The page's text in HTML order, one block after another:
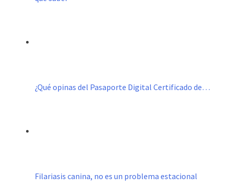
¿Qué opinas del Pasaporte Digital Certificado de…
Filariasis canina, no es un problema estacional